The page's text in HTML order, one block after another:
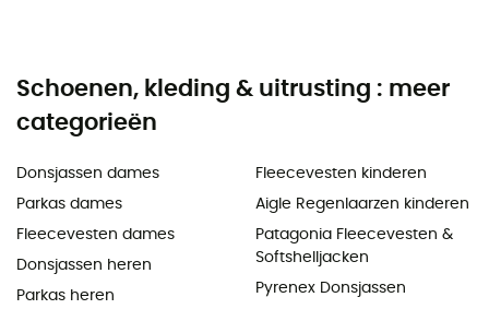
Schoenen, kleding & uitrusting : meer
categorieën
Donsjassen dames
Parkas dames
Fleecevesten dames
Donsjassen heren
Parkas heren
Fleecevesten kinderen
Aigle Regenlaarzen kinderen
Patagonia Fleecevesten &
Softshelljacken
Pyrenex Donsjassen